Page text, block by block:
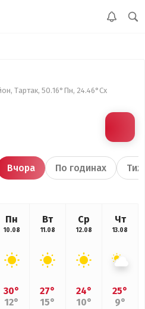
Тартак, 50.16°Пн, 24.46°Сх
Вчора По годинах
Пн
10.08
30°
12°
Вт
11.08
27°
15°
Ср
12.08
24°
10°
Чт
13.08
25°
9°